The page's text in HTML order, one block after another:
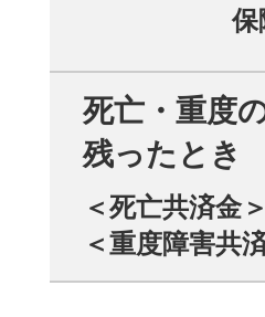
保
死亡・重度
残ったとき
＜死亡共済金＞
＜重度障害共